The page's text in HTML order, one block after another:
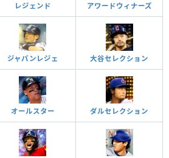
レジェンド アワードウィナーズ
ジャパンレジェ 大谷セレクション
オールスター ダルセレクション